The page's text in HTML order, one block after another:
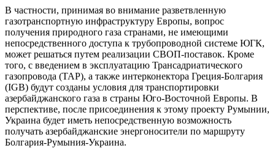
В частности, принимая во внимание разветвленную
газотранспортную инфраструктуру Европы, вопрос
получения природного газа странами, не имеющими
непосредственного доступа к трубопроводной системе ЮГК,
может решаться путем реализации СВОП-поставок. Кроме
того, с введением в эксплуатацию Трансадриатического
газопровода (TAP), а также интерконектора Греция-Болгария
(IGB) будут созданы условия для транспортировки
азербайджанского газа в страны Юго-Восточной Европы. В
перспективе, после присоединения к этому проекту Румынии,
Украина будет иметь непосредственную возможность
получать азербайджанские энергоносители по маршруту
Болгария-Румыния-Украина.